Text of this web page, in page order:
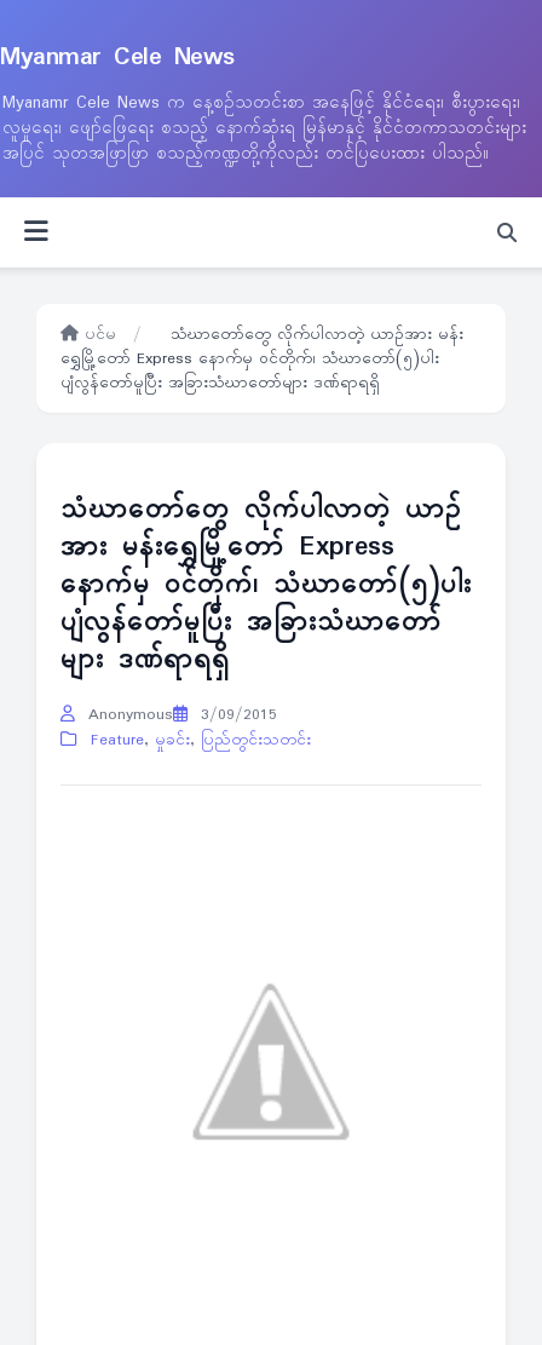
Myanmar Cele News
Myanamr Cele News က နေ့စဉ်သတင်းစာ အနေဖြင့် နိုင်ငံရေး၊ စီးပွားရေး၊
လူမှုရေး၊ ဖျော်ဖြေရေး စသည့် နောက်ဆုံးရ မြန်မာနှင့် နိုင်ငံတကာသတင်းများ
အပြင် သုတအဖြာဖြာ စသည့်ကဏ္ဍတို့ကိုလည်း တင်ပြပေးထား ပါသည်။
ပင်မ /
သံဃာတော်တွေ လိုက်ပါလာတဲ့ ယာဉ်အား မန်း
ရွှေမြို့တော် Express နောက်မှ ဝင်တိုက်၊ သံဃာတော်(၅)ပါး
ပျံလွန်တော်မူပြီး အခြားသံဃာတော်များ ဒဏ်ရာရရှိ
သံဃာတော်တွေ လိုက်ပါလာတဲ့ ယာဉ်
အား မန်းရွှေမြို့တော် Express
နောက်မှ ဝင်တိုက်၊ သံဃာတော်(၅)ပါး
ပျံလွန်တော်မူပြီး အခြားသံဃာတော်
များ ဒဏ်ရာရရှိ
Anonymous
3/09/2015
Feature, မှုခင်း, ပြည်တွင်းသတင်း